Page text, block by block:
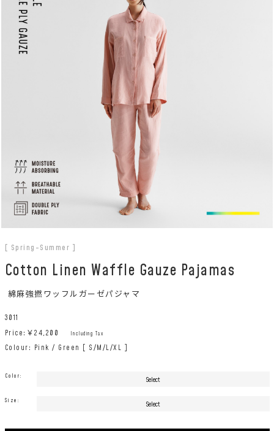
[ Spring-Summer ]
Cotton Linen Waffle Gauze Pajamas
綿麻強撚ワッフルガーゼパジャマ
3011
Price:￥24,200 Including Tax
Colour: Pink / Green [ S/M/L/XL ]
Color:
Size: